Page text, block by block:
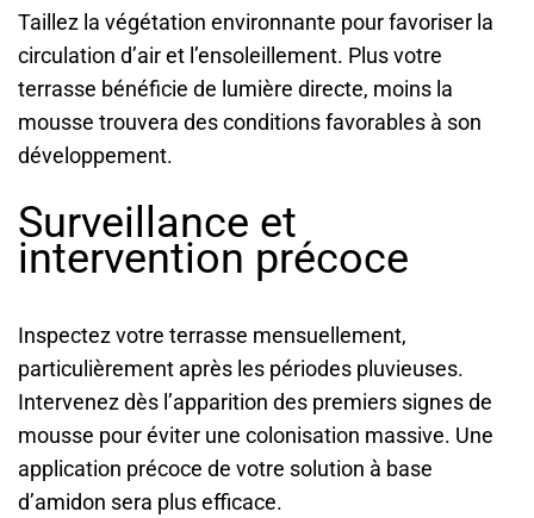
Taillez la végétation environnante pour favoriser la
circulation d’air et l’ensoleillement. Plus votre
terrasse bénéficie de lumière directe, moins la
mousse trouvera des conditions favorables à son
développement.
Surveillance et
intervention précoce
Inspectez votre terrasse mensuellement,
particulièrement après les périodes pluvieuses.
Intervenez dès l’apparition des premiers signes de
mousse pour éviter une colonisation massive. Une
application précoce de votre solution à base
d’amidon sera plus efficace.